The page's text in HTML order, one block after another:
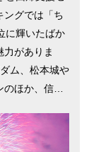
ングでは「ち
に輝いたばか
力がありま
ム、松本城や
ほか、信州
子世帯の保
就業率は日